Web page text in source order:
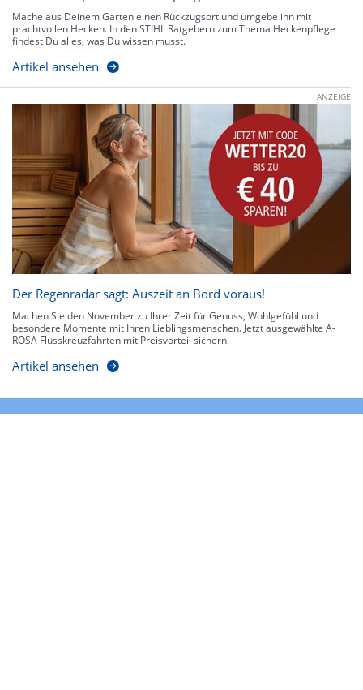
Mache aus Deinem Garten einen Rückzugsort und umgebe ihn mit
prachtvollen Hecken. In den STIHL Ratgebern zum Thema Heckenpflege
findest Du alles, was Du wissen musst.
Artikel ansehen
ANZEIGE
Der Regenradar sagt: Auszeit an Bord voraus!
Machen Sie den November zu Ihrer Zeit für Genuss, Wohlgefühl und
besondere Momente mit Ihren Lieblingsmenschen. Jetzt ausgewählte A-
ROSA Flusskreuzfahrten mit Preisvorteil sichern.
Artikel ansehen